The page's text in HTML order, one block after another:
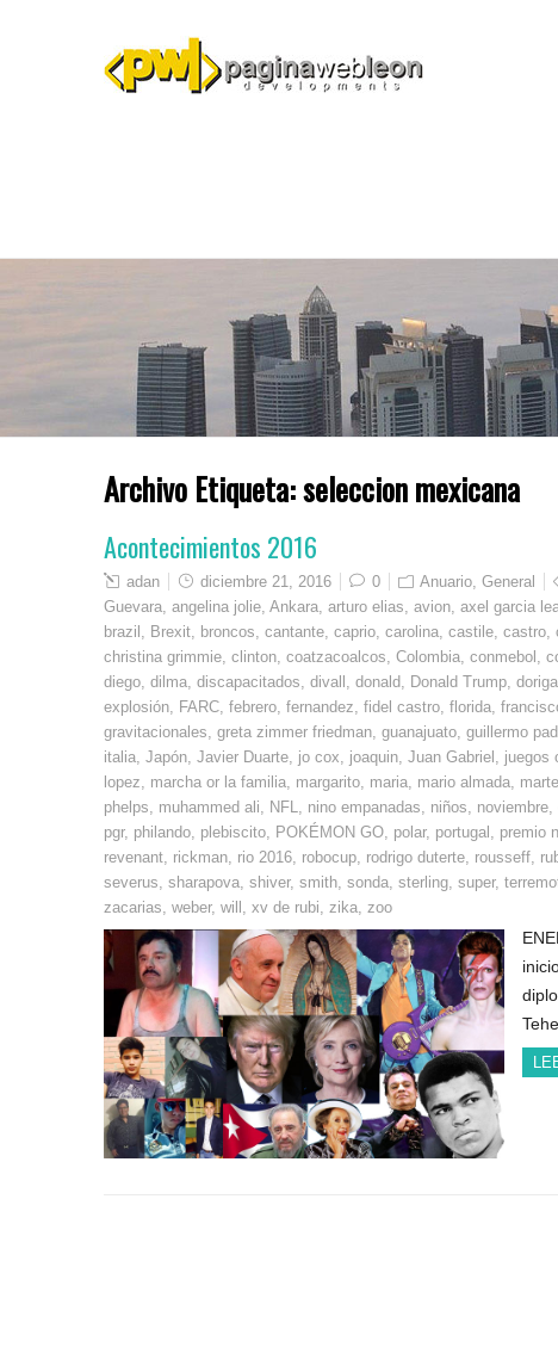
Archivo Etiqueta:seleccion mexicana
Acontecimientos 2016
adan diciembre 21, 2016 0 Anuario, General
Guevara, angelina jolie, Ankara, arturo elias, avion, axel garcia
brazil , Brexit, broncos, cantante, caprio, carolina, castile, castro,
christina grimmie, clinton, coatzacoalcos, Colombia, conmebol ,
diego, dilma, discapacitados, divall , donald, Donald Trump, doriga
explosión, FARC, febrero, fernandez, fidel castro, florida,
gravitacionales, greta zimmer friedman, guanajuato, guillermo
italia, Japón, Javier Duarte, jo cox, joaquin, Juan Gabriel , juegos
lopez, marcha or la familia, margarito, maria, mario almada,
phelps, muhammed ali, NFL, nino empanadas, niños, noviembre,
pgr, philando, plebiscito, POKÉMON GO, polar, portugal , premio
revenant, rickman, rio 2016, robocup, rodrigo duterte, rousseff,
severus, sharapova, shiver, smith, sonda, sterling, super,
zacarias, weber, will , xv de rubi, zika, zoo